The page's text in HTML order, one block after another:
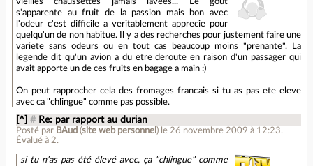
vieilles chaussettes jamais lavees... Le gout
s'apparente au fruit de la passion mais bon avec
l'odeur c'est difficile a veritablement apprecie pour
quelqu'un de non habitue. Il y a des recherches pour justement faire une
variete sans odeurs ou en tout cas beaucoup moins "prenante". La
legende dit qu'un avion a du etre deroute en raison d'un passager qui
avait apporte un de ces fruits en bagage a main :)
On peut rapprocher cela des fromages francais si tu as pas ete eleve
avec ca "chlingue" comme pas possible.
[^] # Re: par rapport au durian
Posté par BAud (site web personnel ) le 26 novembre 2009 à 12:23.
Évalué à2.
si tu n'as pas été élevé avec, ça "chlingue" comme